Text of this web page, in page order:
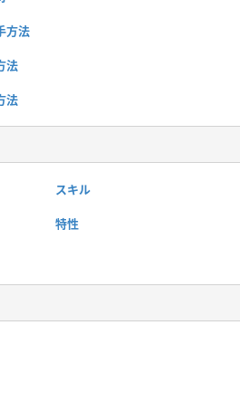
方法
法
法
スキル
特性